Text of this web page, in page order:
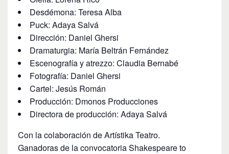
Desdémona: Teresa Alba
Puck: Adaya Salvá
Dirección: Daniel Ghersi
Dramaturgia: María Beltrán Fernández
Escenografía y atrezzo: Claudia Bernabé
Fotografía: Daniel Ghersi
Cartel: Jesús Román
Producción: Dmonos Producciones
Directora de producción: Adaya Salvá
Con la colaboración de Artístika Teatro.
Ganadoras de la convocatoria Shakespeare to